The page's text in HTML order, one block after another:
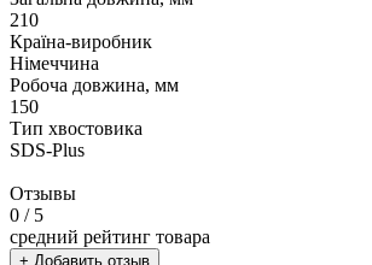
210
Країна-виробник
Німеччина
Робоча довжина, мм
150
Тип хвостовика
SDS-Plus
Отзывы
0 / 5
средний рейтинг товара
+ Добавить отзыв